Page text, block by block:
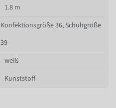
1.8 m
Konfektionsgröße 36, Schuhgröße
39
weiß
Kunststoff